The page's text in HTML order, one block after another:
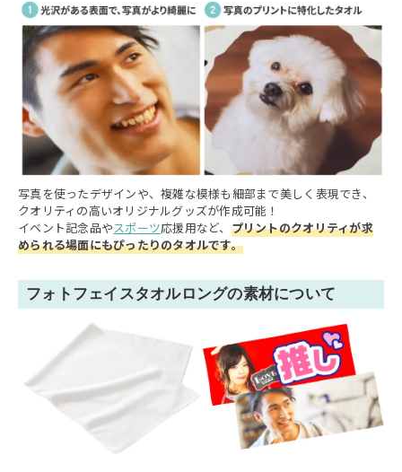
写真を使ったデザインや、複雑な模様も細部まで美しく表現でき、
クオリティの高いオリジナルグッズが作成可能！
イベント記念品やスポーツ応援用など、 プリントのクオリティが求
められる場面にもぴったりのタオルです。
フォトフェイスタオルロングの素材について